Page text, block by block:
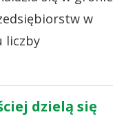
w
liczby
dzielą się